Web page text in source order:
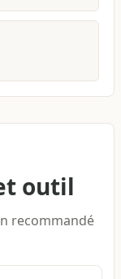
outil
recommandé